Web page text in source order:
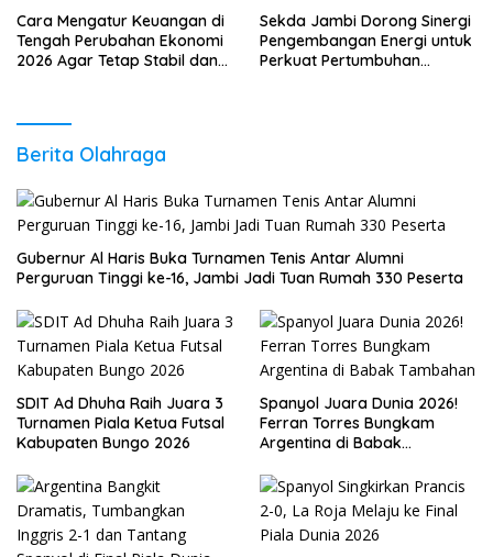
Cara Mengatur Keuangan di
Tengah Perubahan Ekonomi
2026 Agar Tetap Stabil dan
Sekda Jambi Dorong Sinergi
Pengembangan Energi untuk
Perkuat Pertumbuhan
Berita Olahraga
Gubernur Al Haris Buka Turnamen Tenis Antar Alumni
Perguruan Tinggi ke-16, Jambi Jadi Tuan Rumah 330 Peserta
SDIT Ad Dhuha Raih Juara 3
Turnamen Piala Ketua Futsal
Kabupaten Bungo 2026
Spanyol Juara Dunia 2026!
Ferran Torres Bungkam
Argentina di Babak